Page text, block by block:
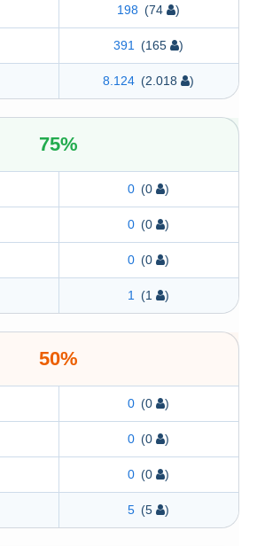
198 (74 )
391 (165 )
8.124 (2.018 )
75%
0 (0 )
0 (0 )
0 (0 )
1 (1 )
50%
0 (0 )
0 (0 )
0 (0 )
5 (5 )